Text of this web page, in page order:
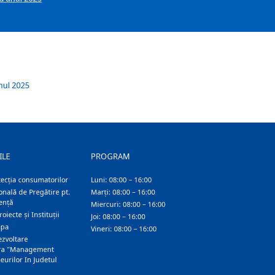
2025
consumatorilor
de Pregătire pt.
și Instituții
"Management
In Judetul
PROGRAM
Luni: 08:00 – 16:00
Marți: 08:00 – 16:00
Miercuri: 08:00 – 16:00
Joi: 08:00 – 16:00
Vineri: 08:00 – 16:00